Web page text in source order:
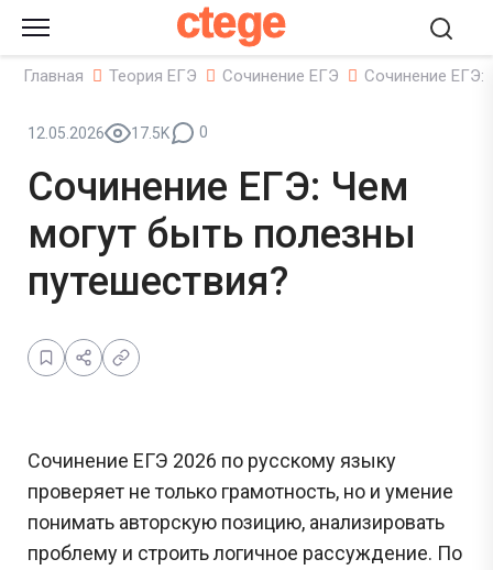
ctege
Главная Теория ЕГЭ Сочинение ЕГЭ Сочинение ЕГЭ:
12.05.2026 17.5K 0
Сочинение ЕГЭ: Чем
могут быть полезны
путешествия?
Сочинение ЕГЭ 2026 по русскому языку
проверяет не только грамотность, но и умение
понимать авторскую позицию, анализировать
проблему и строить логичное рассуждение. По